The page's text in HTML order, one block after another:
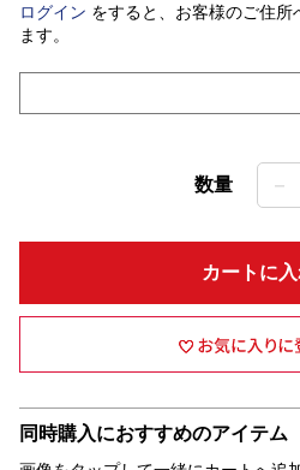
ログイン をすると、お客様のご住
ます。
数量 －
カートに
同時購入におすすめのアイテム